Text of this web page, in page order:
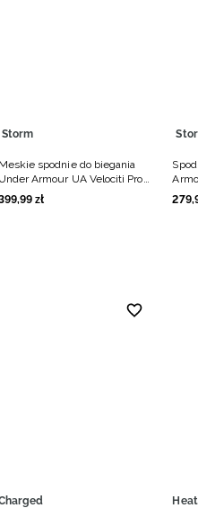
Storm
Meskie spodnie do biegania
Under Armour UA Velociti Pro
Storm Pants - granatowe
,99 zł 279,